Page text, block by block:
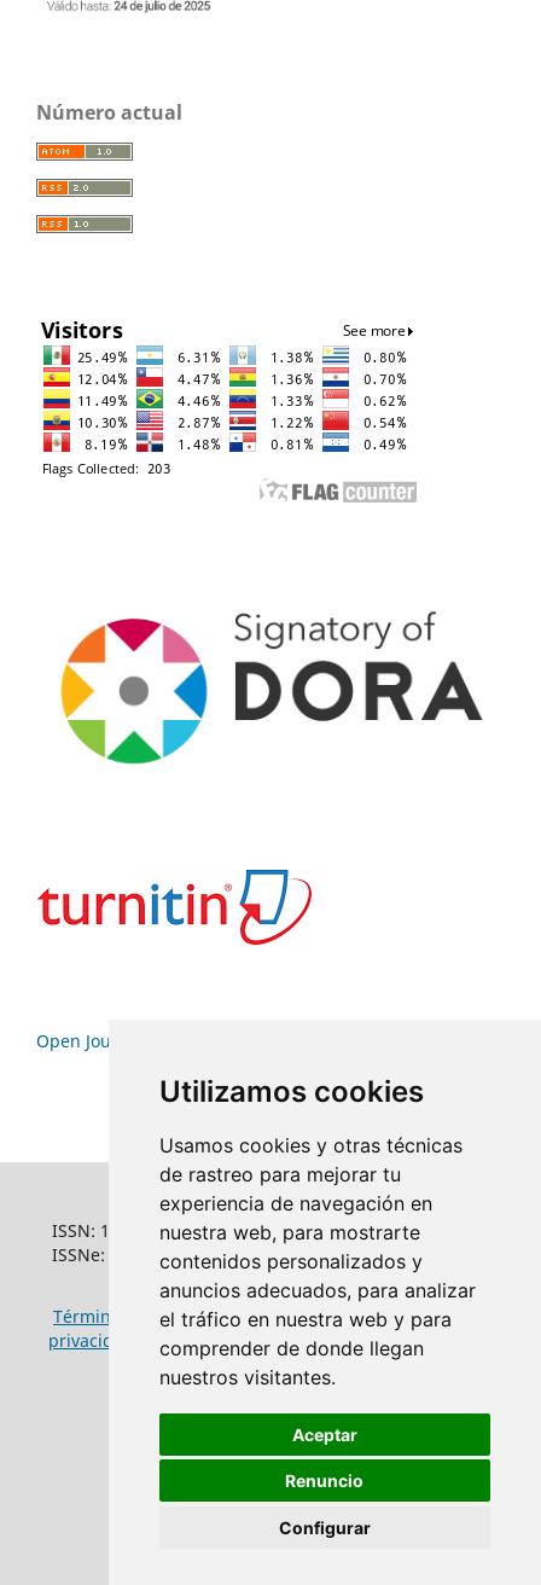
Utilizamos cookies
Usamos cookies y otras técnicas
de rastreo para mejorar tu
experiencia de navegación en
nuestra web, para mostrarte
contenidos personalizados y
anuncios adecuados, para analizar
el tráfico en nuestra web y para
comprender de donde llegan
nuestros visitantes.
Aceptar
Renuncio
Configurar
Número actual
Open Journal Systems
ISSN: 1022-6508
ISSNe: 1681-5653
Términos y condiciones de uso|Política de
privacidad
Política de cookies